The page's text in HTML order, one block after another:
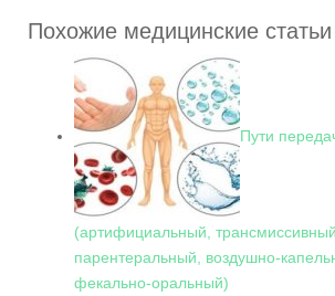
Похожие медицинские статьи
Пути
(артифициальный, трансмиссивный,
парентеральный, воздушно-
фекально-оральный)